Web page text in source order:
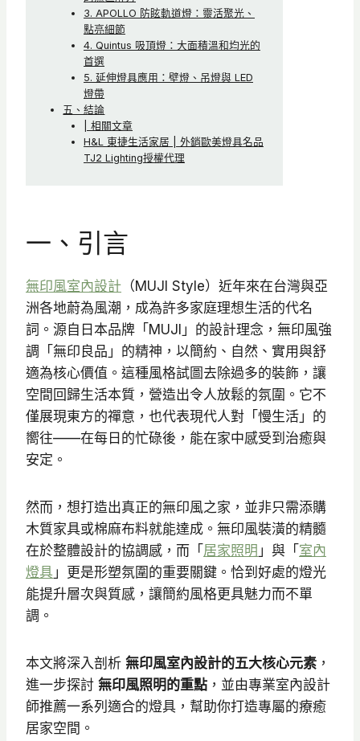
3. APOLLO 防眩軌道燈：靈活聚光、
點亮細節
4. Quintus 吸頂燈：大面積溫和均光的
首選
5. 延伸燈具應用：壁燈、吊燈與 LED
燈帶
五、結論
| 相關文章
H&L 東捷生活家居 | 外銷歐美燈具名品
TJ2 Lighting授權代理
一、引言
無印風室內設計 （MUJI Style）近年來在台灣與亞
洲各地蔚為風潮，成為許多家庭理想生活的代名
詞。源自日本品牌「MUJI」的設計理念，無印風強
調「無印良品」的精神，以簡約、自然、實用與舒
適為核心價值。這種風格試圖去除過多的裝飾，讓
空間回歸生活本質，營造出令人放鬆的氛圍。它不
僅展現東方的禪意，也代表現代人對「慢生活」的
嚮往——在每日的忙碌後，能在家中感受到治癒與
安定。
然而，想打造出真正的無印風之家，並非只需添購
木質家具或棉麻布料就能達成。無印風裝潢的精髓
在於整體設計的協調感，而「居家照明 」與「室內
燈具 」更是形塑氛圍的重要關鍵。恰到好處的燈光
能提升層次與質感，讓簡約風格更具魅力而不單
調。
本文將深入剖析 無印風室內設計的五大核心元素 ，
進一步探討 無印風照明的重點 ，並由專業室內設計
師推薦一系列適合的燈具，幫助你打造專屬的療癒
居家空間。